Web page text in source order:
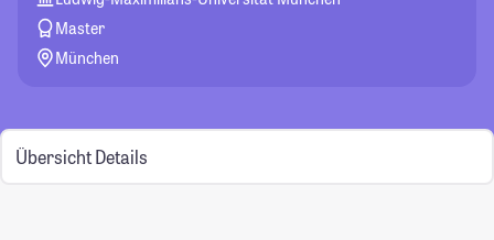
Master
München
Übersicht Details